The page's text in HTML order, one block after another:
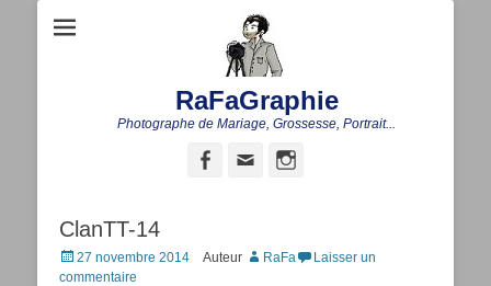
RaFaGraphie
Photographe de Mariage, Grossesse, Portrait...
Facebook
Adresse
ClanTT-14
Posted
on
27 novembre 2014 Auteur RaFa
Laisser un
commentaire